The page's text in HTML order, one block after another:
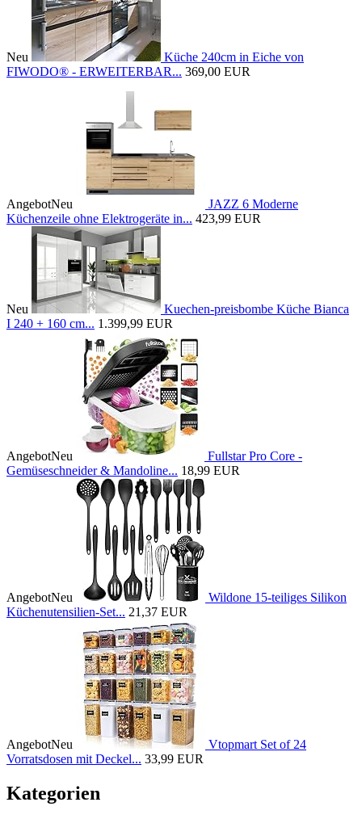
Neu
Küche 240cm in Eiche von
FIWODO® - ERWEITERBAR... 369,00 EUR
AngebotNeu
JAZZ 6 Moderne
Küchenzeile ohne Elektrogeräte in... 423,99 EUR
Neu
Kuechen-preisbombe Küche Bianca
I 240 + 160 cm... 1.399,99 EUR
AngebotNeu
Fullstar Pro Core -
Gemüseschneider & Mandoline... 18,99 EUR
AngebotNeu
Wildone 15-teiliges Silikon
Küchenutensilien-Set... 21,37 EUR
AngebotNeu
Vtopmart Set of 24
Vorratsdosen mit Deckel... 33,99 EUR
Kategorien